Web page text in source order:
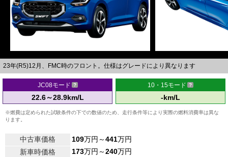
23年(R5)12月、FMC時のフロント。仕様はグレードにより異なります
JC08モード
22.6～28.9km/L
10・15モード
-km/L
※燃費は定められた試験条件の下での数値のため、走行条件等により実際の燃料消費率は異な
ります。
中古車価格 109万円～441万円
新車時価格
173万円～240万円